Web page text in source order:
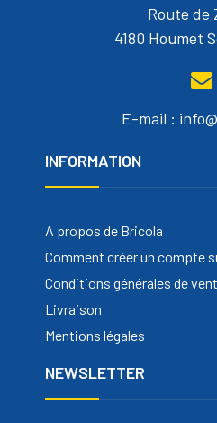
Route de
4180 Houmet
E-mail :
INFORMATION
A propos de Bricola
Comment créer un compte
Conditions générales de
Livraison
Mentions légales
NEWSLETTER